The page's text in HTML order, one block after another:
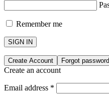
Remember me
SIGN IN
Create Account Forgot password
Create an account
Email address *